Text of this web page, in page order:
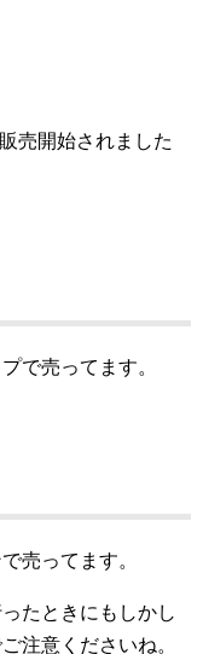
売開始されました
で売ってます。
売ってます。
たときにもしかし
注意くださいね。